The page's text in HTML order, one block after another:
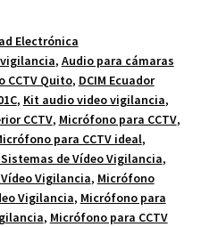
Electrónica
, Audio para cámaras
CCTV Quito, DCIM Ecuador
, Kit audio video vigilancia,
CCTV, Micrófono para CCTV,
para CCTV ideal,
de Vídeo Vigilancia,
Vigilancia, Micrófono
Vigilancia, Micrófono para
, Micrófono para CCTV